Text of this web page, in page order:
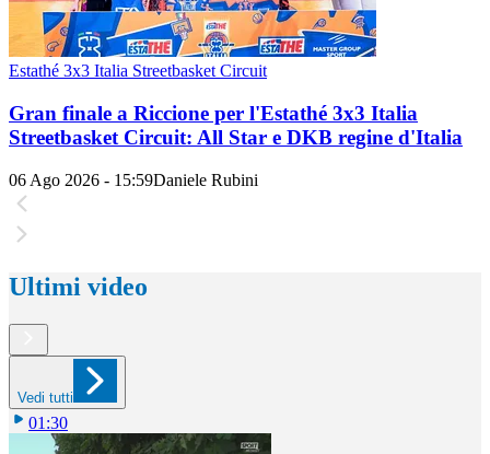
Estathé 3x3 Italia Streetbasket Circuit
Gran finale a Riccione per l'Estathé 3x3 Italia
Streetbasket Circuit: All Star e DKB regine d'Italia
06 Ago 2026 - 15:59Daniele Rubini
Ultimi video
Vedi tutti
01:30